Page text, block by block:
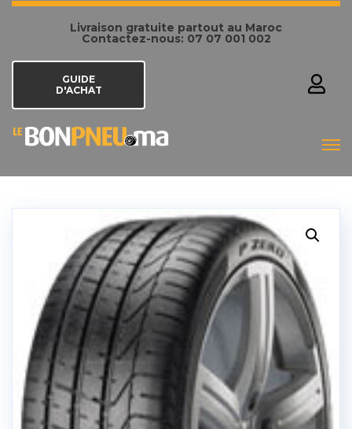
Livraison gratuite partout au Maroc
Contactez-nous: 07 07 001 002
GUIDE
D'ACHAT